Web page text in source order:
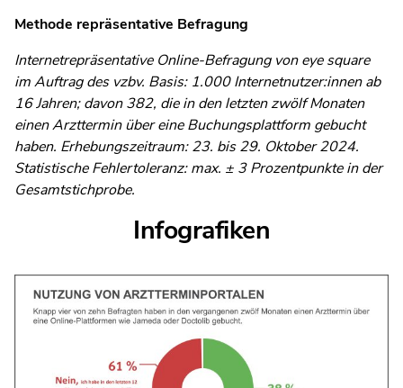
Methode repräsentative Befragung
Internetrepräsentative Online-Befragung von eye square
im Auftrag des vzbv. Basis: 1.000 Internetnutzer:innen ab
16 Jahren; davon 382, die in den letzten zwölf Monaten
einen Arzttermin über eine Buchungsplattform gebucht
haben. Erhebungszeitraum: 23. bis 29. Oktober 2024.
Statistische Fehlertoleranz: max. ± 3 Prozentpunkte in der
Gesamtstichprobe.
Infografiken